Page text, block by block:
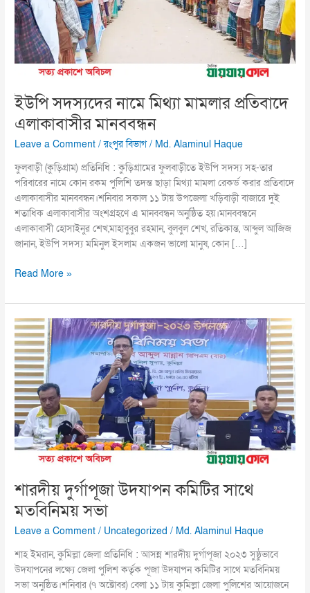
ইউপি সদস্যদের নামে মিথ্যা মামলার প্রতিবাদে
এলাকাবাসীর মানববন্ধন
Leave a Comment /রংপুর বিভাগ/ Md. Alaminul Haque
ফুলবাড়ী (কুড়িগ্রাম) প্রতিনিধি : কুড়িগ্রামের ফুলবাড়ীতে ইউপি সদস্য সহ-তার
পরিবারের নামে কোন রকম পুলিশি তদন্ত ছাড়া মিথ্যা মামলা রেকর্ড করার প্রতিবাদে
এলাকাবাসীর মানববন্ধন।শনিবার সকাল ১১ টায় উপজেলা খড়িবাড়ী বাজারে দুই
শতাধিক এলাকাবাসীর অংশগ্রহণে এ মানববন্ধন অনুষ্ঠিত হয়।মানববন্ধনে
এলাকাবাসী হোসাইনুর শেখ,মাহাবুবুর রহমান, বুলবুল শেখ, রতিকান্ত, আব্দুল আজিজ
জানান, ইউপি সদস্য মমিনুল ইসলাম একজন ভালো মানুষ, কোন […]
মামলার
প্রতিবাদে
এলাকাবাসীর
মানববন্ধন
Read More »
শারদীয় দুর্গাপূজা উদযাপন কমিটির সাথে
মতবিনিময় সভা
Leave a Comment / Uncategorized / Md. Alaminul Haque
শাহ ইমরান, কুমিল্লা জেলা প্রতিনিধি : আসন্ন শারদীয় দুর্গাপূজা ২০২৩ সুষ্ঠুভাবে
উদযাপনের লক্ষ্যে জেলা পুলিশ কর্তৃক পূজা উদযাপন কমিটির সাথে মতবিনিময়
সভা অনুষ্ঠিত।শনিবার (৭ অক্টোবর) বেলা ১১ টায় কুমিল্লা জেলা পুলিশের আয়োজনে
শারদীয়
দুর্গাপূজা
উদযাপন
কমিটির
সাথে
মতবিনিময়
সভা